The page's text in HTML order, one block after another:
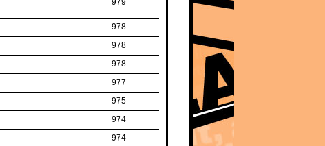
979
978
978
978
977
975
974
974